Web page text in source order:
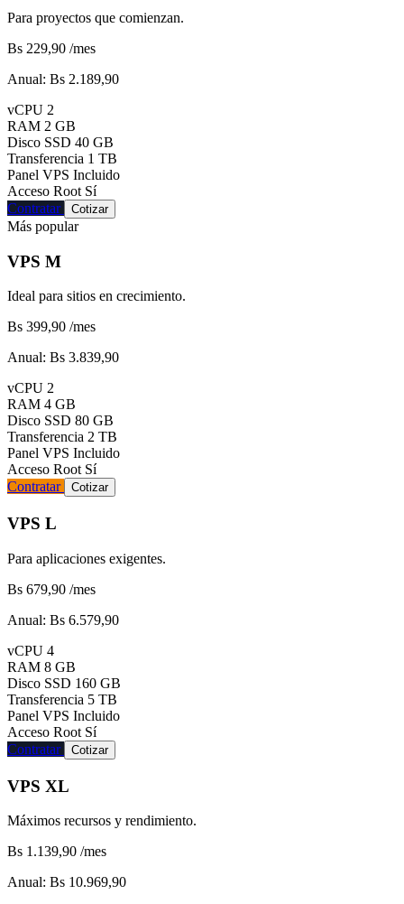
Para proyectos que comienzan.
Bs 229,90 /mes
Anual: Bs 2.189,90
vCPU 2
RAM 2 GB
Disco SSD 40 GB
Transferencia 1 TB
Panel VPS Incluido
Acceso Root Sí
Contratar
Cotizar
Más popular
VPS M
Ideal para sitios en crecimiento.
Bs 399,90 /mes
Anual: Bs 3.839,90
vCPU 2
RAM 4 GB
Disco SSD 80 GB
Transferencia 2 TB
Panel VPS Incluido
Acceso Root Sí
Contratar
Cotizar
VPS L
Para aplicaciones exigentes.
Bs 679,90 /mes
Anual: Bs 6.579,90
vCPU 4
RAM 8 GB
Disco SSD 160 GB
Transferencia 5 TB
Panel VPS Incluido
Acceso Root Sí
Contratar
Cotizar
VPS XL
Máximos recursos y rendimiento.
Bs 1.139,90 /mes
Anual: Bs 10.969,90